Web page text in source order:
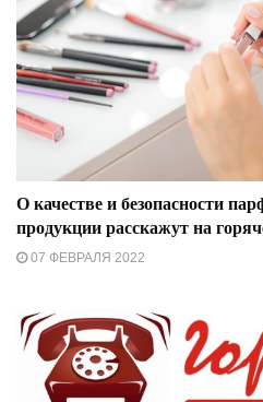
О качестве и безопасности
продукции расскажут на
07 ФЕВРАЛЯ 2022